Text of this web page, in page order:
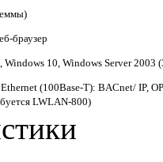
браузер
Windows 10, Windows Server 2003
(100Base-T): BACnet/ IP,
LWLAN‑800)